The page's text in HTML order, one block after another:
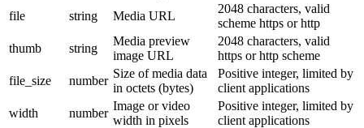
file string Media URL
2048 characters, valid
scheme https or http
thumb
string
Media preview
image URL
2048 characters, valid
https or http scheme
file_size
number
Size of media data
in octets (bytes)
Positive integer, limited by
client applications
width
number
Image or video
width in pixels
Positive integer, limited by
client applications